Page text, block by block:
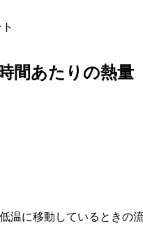
間あたりの熱量
温に移動しているときの